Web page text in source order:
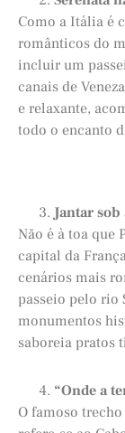
Como a Itália é
românticos do
incluir um
canais de
e relaxante,
todo o encanto
Jantar
Não é à toa que
capital da
cenários mais
passeio pelo rio
monumentos
saboreia pratos
“Onde a
O famoso trecho